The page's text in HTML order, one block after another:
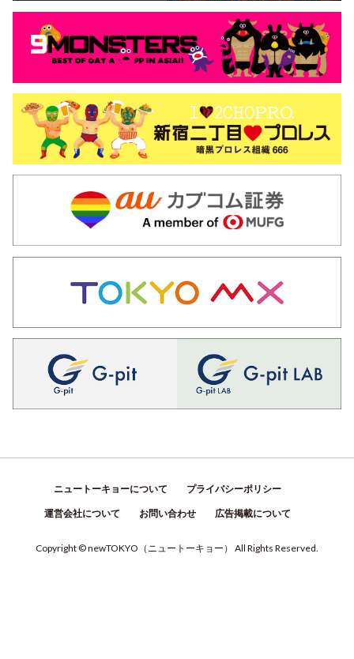
ニュートーキョーについて プライバシーポリシー
運営会社について お問い合わせ 広告掲載について
Copyright © newTOKYO （ ニュートーキョー ） All Rights Reserved.